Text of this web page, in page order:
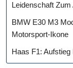
Leidenschaft
BMW E30 M3
Motorsport-Ikone
Haas F1: